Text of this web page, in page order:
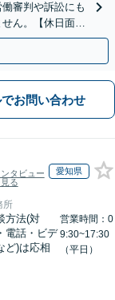
審判や訴訟にも
ん。【休日面談
でお問い合わせ
ンタビュー
る
愛知県
所
方法(対
電話・ビデ
ど)は応相
営業時間：0
9:30~17:30
（平日）